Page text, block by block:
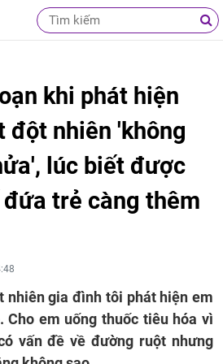
khi phát hiện
đột nhiên 'không
lúc biết được
trẻ càng thêm
nhiên gia đình tôi phát hiện em
Cho em uống thuốc tiêu hóa vì
vấn đề về đường ruột nhưng